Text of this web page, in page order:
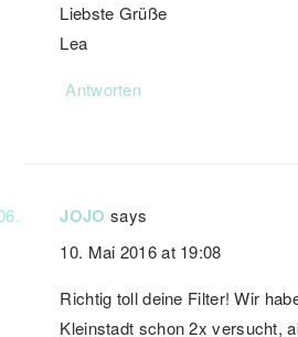
Liebste Grüße
Lea
Antworten
JOJO says
10. Mai 2016 at 19:08
Richtig toll deine Filter! Wir
Kleinstadt schon 2x versucht,